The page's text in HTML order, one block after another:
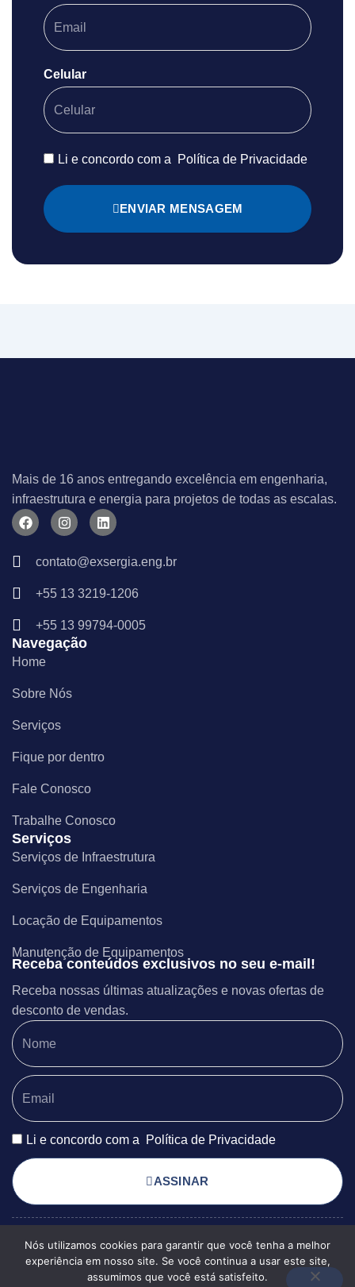
Celular
Li e concordo com a Política de Privacidade
ENVIAR MENSAGEM
Mais de 16 anos entregando excelência em engenharia,
infraestrutura e energia para projetos de todas as escalas.
F
a
I
n
t
a
r
m
L
i
k
e
i
contato@exsergia.eng.br
+55 13 3219-1206
+55 13 99794-0005
Navegação
Home
Sobre Nós
Serviços
Fique por dentro
Fale Conosco
Trabalhe Conosco
Serviços
Serviços de Infraestrutura
Serviços de Engenharia
Locação de Equipamentos
Manutenção de Equipamentos
Receba conteúdos exclusivos no seu e-mail!
Receba nossas últimas atualizações e novas ofertas de
desconto de vendas.
Li e concordo com a Política de Privacidade
ASSINAR
© 2025 EXSERGIA
ENGENHARIA TODOS OS
POLÍTICA DE PRIVACIDADE
TERMOS DE USO
MAPA DO SITE
Nós utilizamos cookies para garantir que você tenha a melhor
experiência em nosso site. Se você continua a usar este site,
assumimos que você está satisfeito.